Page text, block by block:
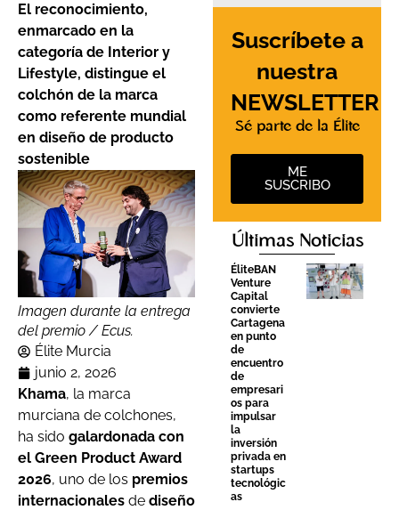
El reconocimiento,
enmarcado en la
categoría de Interior y
Lifestyle, distingue el
colchón de la marca
como referente mundial
en diseño de producto
sostenible
Imagen durante la entrega
del premio / Ecus.
Élite Murcia
junio 2, 2026
Khama, la marca
murciana de colchones,
ha sido galardonada con
el Green Product Award
2026, uno de los premios
internacionales de diseño
Suscríbete a
nuestra
NEWSLETTER
Sé parte de la Élite
ME
SUSCRIBO
Últimas Noticias
ÉliteBAN
Venture
Capital
convierte
Cartagena
en punto
de
encuentro
de
empresari
os para
impulsar
la
inversión
privada en
startups
tecnológic
as